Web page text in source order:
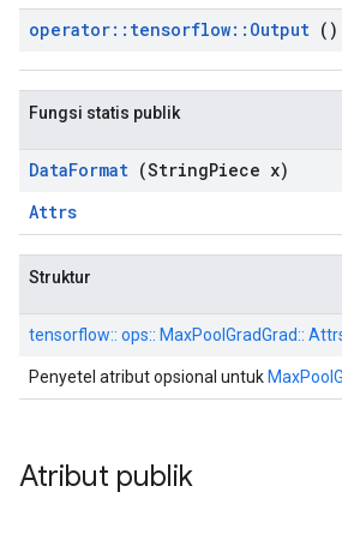
operator:: tensorflow:: Output ()
Fungsi statis publik
DataFormat (StringPiece x)
Attrs
Struktur
tensorflow:: ops:: MaxPoolGradGrad::
Penyetel atribut opsional untuk
Atribut publik